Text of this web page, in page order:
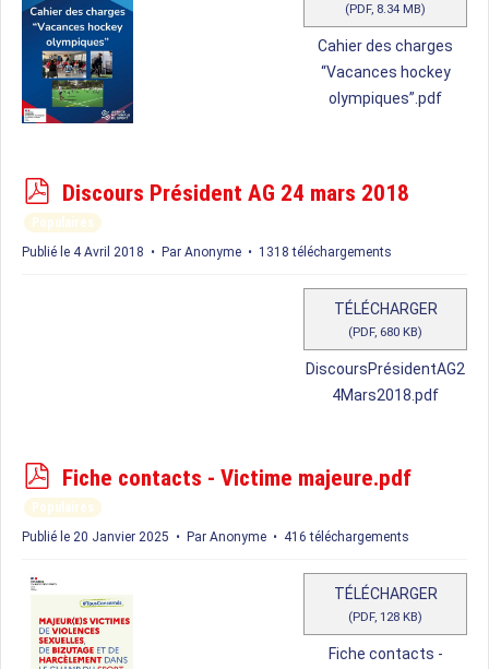
(PDF, 8.34 MB)
Cahier des charges
“Vacances hockey
olympiques”.pdf
p
d
f
Discours Président AG 24 mars 2018
Populaires
Publié le 4 Avril 2018
Par Anonyme 1318 téléchargements
TÉLÉCHARGER
(PDF, 680 KB)
DiscoursPrésidentAG2
4Mars2018.pdf
p
d
f
Fiche contacts - Victime majeure.pdf
Populaires
Publié le 20 Janvier 2025
Par Anonyme 416 téléchargements
TÉLÉCHARGER
(PDF, 128 KB)
Fiche contacts -